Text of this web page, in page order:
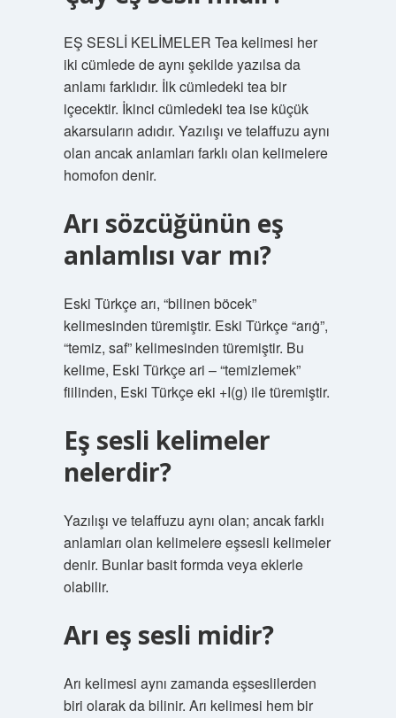
EŞ SESLİ KELİMELER Tea kelimesi her
iki cümlede de aynı şekilde yazılsa da
anlamı farklıdır. İlk cümledeki tea bir
içecektir. İkinci cümledeki tea ise küçük
akarsuların adıdır. Yazılışı ve telaffuzu aynı
olan ancak anlamları farklı olan kelimelere
homofon denir.
Arı sözcüğünün eş
anlamlısı var mı?
Eski Türkçe arı, “bilinen böcek”
kelimesinden türemiştir. Eski Türkçe “arıġ”,
“temiz, saf” kelimesinden türemiştir. Bu
kelime, Eski Türkçe ari – “temizlemek”
fiilinden, Eski Türkçe eki +I(g) ile türemiştir.
Eş sesli kelimeler
nelerdir?
Yazılışı ve telaffuzu aynı olan; ancak farklı
anlamları olan kelimelere eşsesli kelimeler
denir. Bunlar basit formda veya eklerle
olabilir.
Arı eş sesli midir?
Arı kelimesi aynı zamanda eşseslilerden
biri olarak da bilinir. Arı kelimesi hem bir